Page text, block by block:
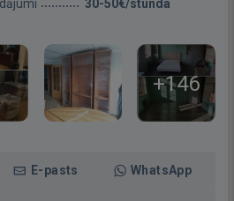
30-50€/stunda
+146
E-pasts WhatsApp